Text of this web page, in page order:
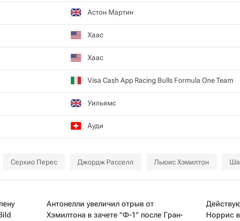
Астон Мартин
Хаас
Хаас
Visa Cash App Racing Bulls Formula One Team
Уильямс
Ауди
Серхио Перес Джордж Расселл Льюис Хэмилтон
Антонелли увеличил отрыв от
Хэмилтона в зачете "Ф-1" после Гран-
Норрис